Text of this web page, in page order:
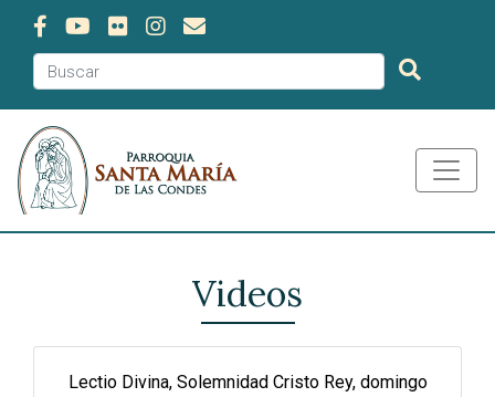
Videos
Lectio Divina, Solemnidad Cristo Rey, domingo